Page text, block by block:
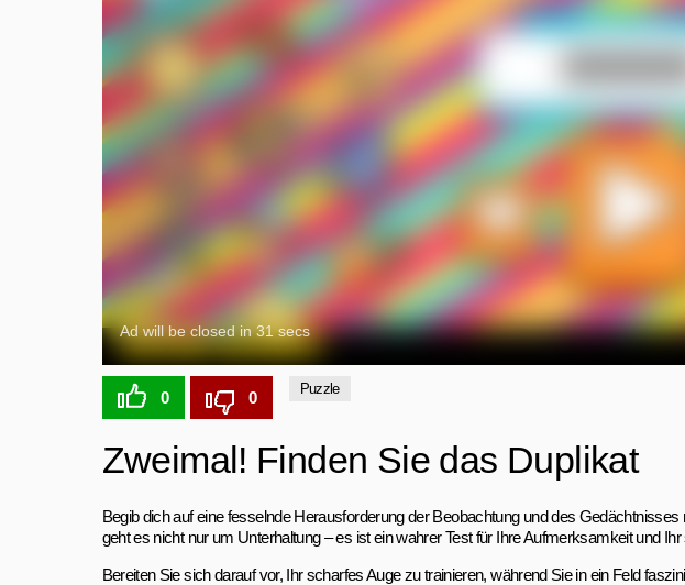
0 0 Puzzle
Zweimal! Finden Sie das Duplikat
Begib dich auf eine fesselnde Herausforderung der Beobachtung und des
geht es nicht nur um Unterhaltung – es ist ein wahrer Test für Ihre Aufmerksamkeit und
Bereiten Sie sich darauf vor, Ihr scharfes Auge zu trainieren, während Sie in ein Feld